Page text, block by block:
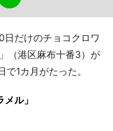
だけのチョコクロワ
（港区麻布十番3）が
1カ月がたった。
ル」